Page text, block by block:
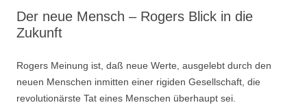
Der neue Mensch – Rogers Blick in die
Zukunft
Rogers Meinung ist, daß neue Werte, ausgelebt durch den
neuen Menschen inmitten einer rigiden Gesellschaft, die
revolutionärste Tat eines Menschen überhaupt sei.